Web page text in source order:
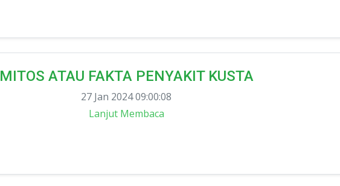
MITOS ATAU FAKTA PENYAKIT KUSTA
27 Jan 2024 09:00:08
Lanjut Membaca